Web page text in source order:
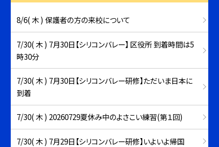
8/6( 木 ) 保護者の方の来校について
7/30( 木 ) 7月30日【シリコンバレー】 区役所 到着時間は5
時30分
7/30( 木 ) 7月30日【シリコンバレー研修】ただいま日本に
到着
7/30( 木 ) 20260729夏休み中のよさこい練習(第１回)
7/30( 木 ) 7月29日【シリコンバレー研修】いよいよ帰国